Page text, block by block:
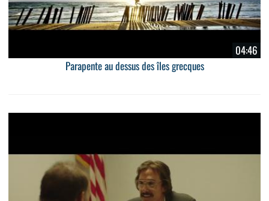
04:46
Parapente au dessus des îles grecques